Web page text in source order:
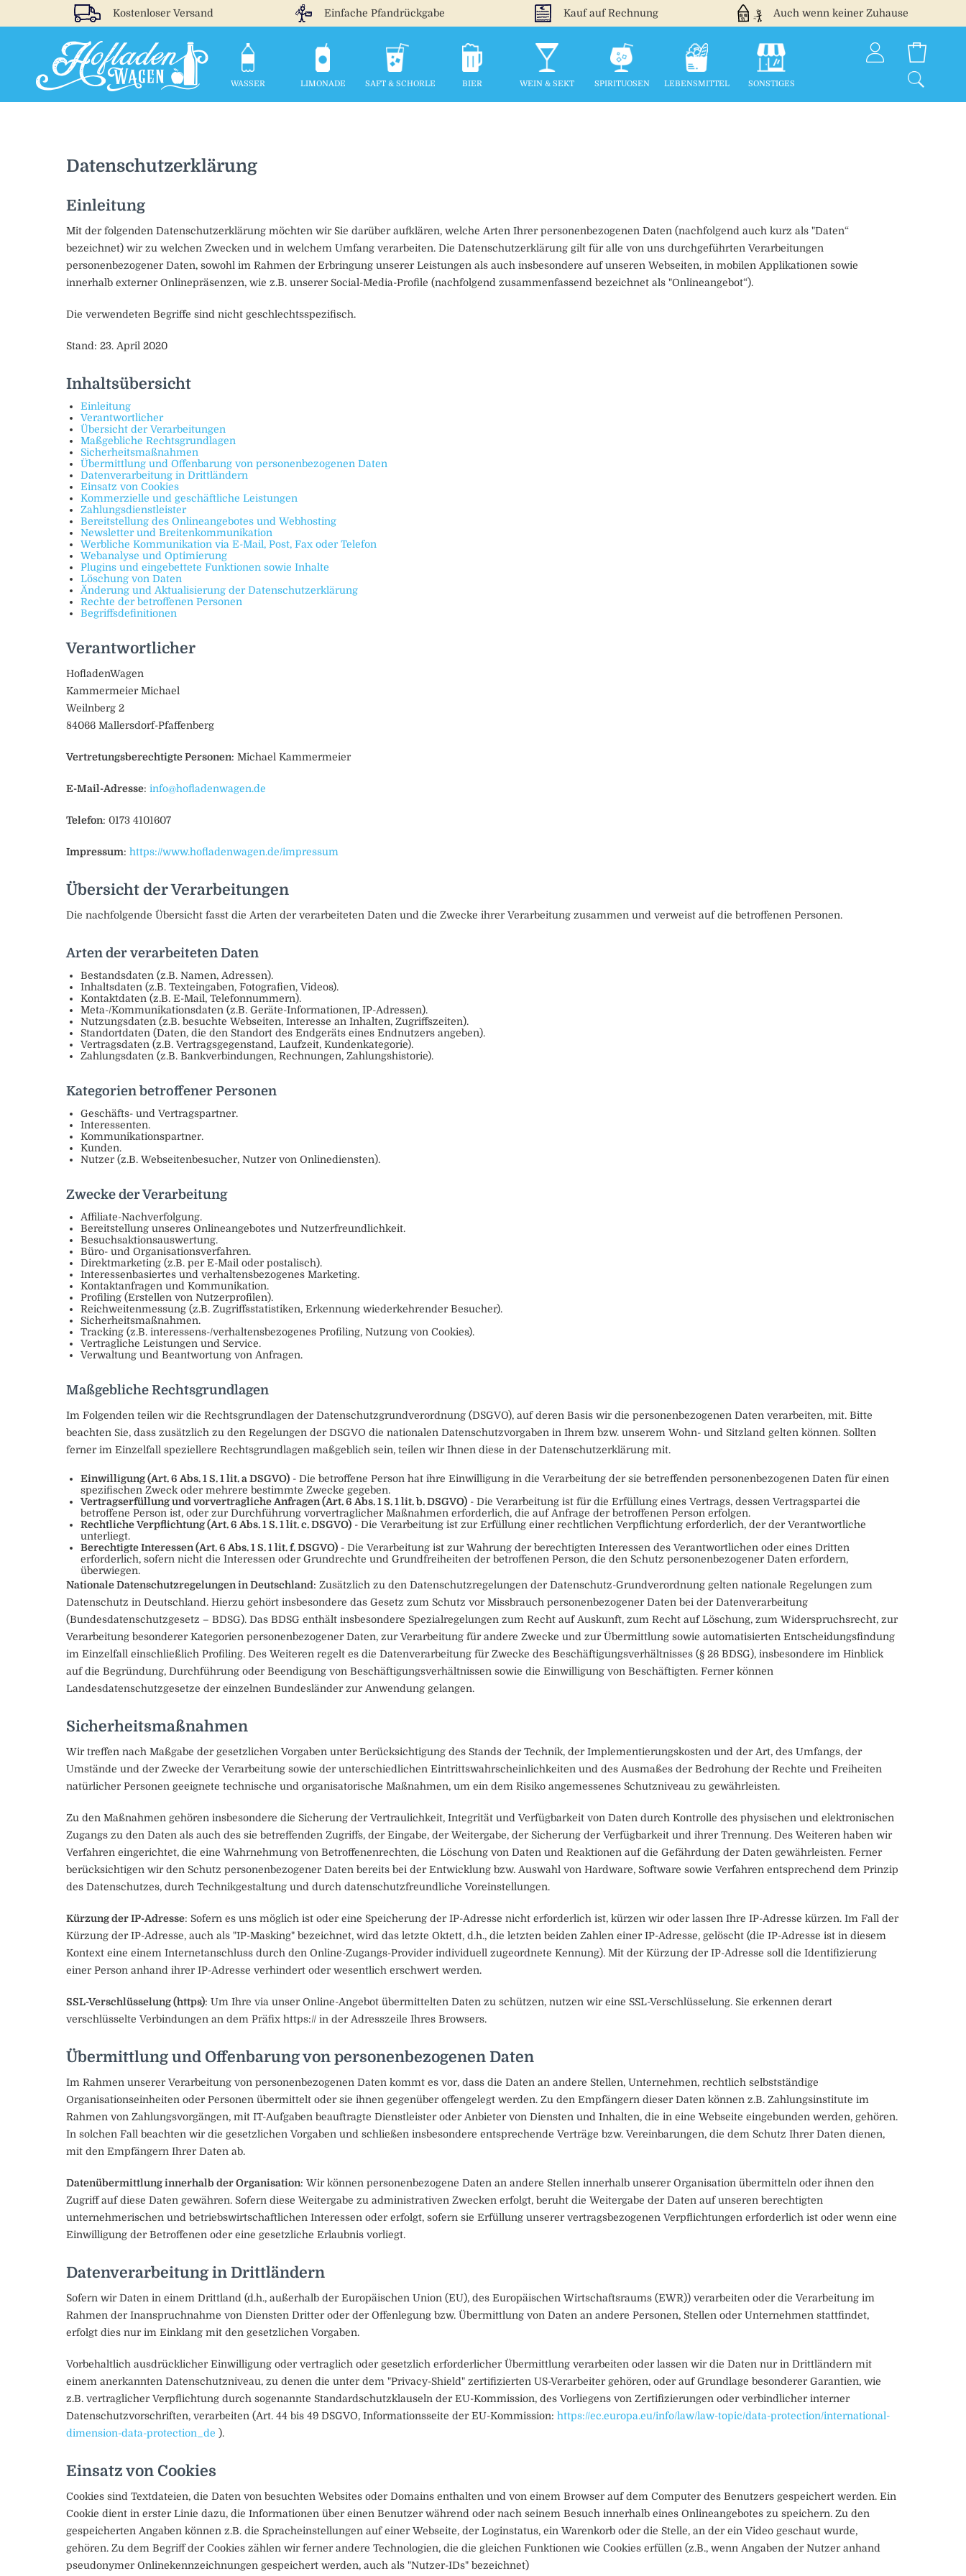
Kostenloser Versand Einfache Pfandrückgabe Kauf auf Rechnung Auch wenn keiner Zuhause
WASSER LIMONADE SAFT & SCHORLE BIER WEIN & SEKT SPIRITUOSEN LEBENSMITTEL SONSTIGES
Datenschutzerklärung
Einleitung
Mit der folgenden Datenschutzerklärung möchten wir Sie darüber aufklären, welche Arten Ihrer personenbezogenen Daten (nachfolgend auch kurz als "Daten“
bezeichnet) wir zu welchen Zwecken und in welchem Umfang verarbeiten. Die Datenschutzerklärung gilt für alle von uns durchgeführten Verarbeitungen
personenbezogener Daten, sowohl im Rahmen der Erbringung unserer Leistungen als auch insbesondere auf unseren Webseiten, in mobilen Applikationen sowie
innerhalb externer Onlinepräsenzen, wie z.B. unserer Social-Media-Profile (nachfolgend zusammenfassend bezeichnet als "Onlineangebot“).
Die verwendeten Begriffe sind nicht geschlechtsspezifisch.
Stand: 23. April 2020
Inhaltsübersicht
Einleitung
Verantwortlicher
Übersicht der Verarbeitungen
Maßgebliche Rechtsgrundlagen
Sicherheitsmaßnahmen
Übermittlung und Offenbarung von personenbezogenen Daten
Datenverarbeitung in Drittländern
Einsatz von Cookies
Kommerzielle und geschäftliche Leistungen
Zahlungsdienstleister
Bereitstellung des Onlineangebotes und Webhosting
Newsletter und Breitenkommunikation
Werbliche Kommunikation via E-Mail, Post, Fax oder Telefon
Webanalyse und Optimierung
Plugins und eingebettete Funktionen sowie Inhalte
Löschung von Daten
Änderung und Aktualisierung der Datenschutzerklärung
Rechte der betroffenen Personen
Begriffsdefinitionen
Verantwortlicher
HofladenWagen
Kammermeier Michael
Weilnberg 2
84066 Mallersdorf-Pfaffenberg
Vertretungsberechtigte Personen: Michael Kammermeier
E-Mail-Adresse: info@hofladenwagen.de
Telefon: 0173 4101607
Impressum: https://www.hofladenwagen.de/impressum
Übersicht der Verarbeitungen
Die nachfolgende Übersicht fasst die Arten der verarbeiteten Daten und die Zwecke ihrer Verarbeitung zusammen und verweist auf die betroffenen Personen.
Arten der verarbeiteten Daten
Bestandsdaten (z.B. Namen, Adressen).
Inhaltsdaten (z.B. Texteingaben, Fotografien, Videos).
Kontaktdaten (z.B. E-Mail, Telefonnummern).
Meta-/Kommunikationsdaten (z.B. Geräte-Informationen, IP-Adressen).
Nutzungsdaten (z.B. besuchte Webseiten, Interesse an Inhalten, Zugriffszeiten).
Standortdaten (Daten, die den Standort des Endgeräts eines Endnutzers angeben).
Vertragsdaten (z.B. Vertragsgegenstand, Laufzeit, Kundenkategorie).
Zahlungsdaten (z.B. Bankverbindungen, Rechnungen, Zahlungshistorie).
Kategorien betroffener Personen
Geschäfts- und Vertragspartner.
Interessenten.
Kommunikationspartner.
Kunden.
Nutzer (z.B. Webseitenbesucher, Nutzer von Onlinediensten).
Zwecke der Verarbeitung
Affiliate-Nachverfolgung.
Bereitstellung unseres Onlineangebotes und Nutzerfreundlichkeit.
Besuchsaktionsauswertung.
Büro- und Organisationsverfahren.
Direktmarketing (z.B. per E-Mail oder postalisch).
Interessenbasiertes und verhaltensbezogenes Marketing.
Kontaktanfragen und Kommunikation.
Profiling (Erstellen von Nutzerprofilen).
Reichweitenmessung (z.B. Zugriffsstatistiken, Erkennung wiederkehrender Besucher).
Sicherheitsmaßnahmen.
Tracking (z.B. interessens-/verhaltensbezogenes Profiling, Nutzung von Cookies).
Vertragliche Leistungen und Service.
Verwaltung und Beantwortung von Anfragen.
Maßgebliche Rechtsgrundlagen
Im Folgenden teilen wir die Rechtsgrundlagen der Datenschutzgrundverordnung (DSGVO), auf deren Basis wir die personenbezogenen Daten verarbeiten, mit. Bitte
beachten Sie, dass zusätzlich zu den Regelungen der DSGVO die nationalen Datenschutzvorgaben in Ihrem bzw. unserem Wohn- und Sitzland gelten können. Sollten
ferner im Einzelfall speziellere Rechtsgrundlagen maßgeblich sein, teilen wir Ihnen diese in der Datenschutzerklärung mit.
Einwilligung (Art. 6 Abs. 1 S. 1 lit. a DSGVO) - Die betroffene Person hat ihre Einwilligung in die Verarbeitung der sie betreffenden personenbezogenen Daten für einen
spezifischen Zweck oder mehrere bestimmte Zwecke gegeben.
Vertragserfüllung und vorvertragliche Anfragen (Art. 6 Abs. 1 S. 1 lit. b. DSGVO) - Die Verarbeitung ist für die Erfüllung eines Vertrags, dessen Vertragspartei die
betroffene Person ist, oder zur Durchführung vorvertraglicher Maßnahmen erforderlich, die auf Anfrage der betroffenen Person erfolgen.
Rechtliche Verpflichtung (Art. 6 Abs. 1 S. 1 lit. c. DSGVO) - Die Verarbeitung ist zur Erfüllung einer rechtlichen Verpflichtung erforderlich, der der Verantwortliche
unterliegt.
Berechtigte Interessen (Art. 6 Abs. 1 S. 1 lit. f. DSGVO) - Die Verarbeitung ist zur Wahrung der berechtigten Interessen des Verantwortlichen oder eines Dritten
erforderlich, sofern nicht die Interessen oder Grundrechte und Grundfreiheiten der betroffenen Person, die den Schutz personenbezogener Daten erfordern,
überwiegen.
Nationale Datenschutzregelungen in Deutschland : Zusätzlich zu den Datenschutzregelungen der Datenschutz-Grundverordnung gelten nationale Regelungen zum
Datenschutz in Deutschland. Hierzu gehört insbesondere das Gesetz zum Schutz vor Missbrauch personenbezogener Daten bei der Datenverarbeitung
(Bundesdatenschutzgesetz – BDSG). Das BDSG enthält insbesondere Spezialregelungen zum Recht auf Auskunft, zum Recht auf Löschung, zum Widerspruchsrecht, zur
Verarbeitung besonderer Kategorien personenbezogener Daten, zur Verarbeitung für andere Zwecke und zur Übermittlung sowie automatisierten Entscheidungsfindung
im Einzelfall einschließlich Profiling. Des Weiteren regelt es die Datenverarbeitung für Zwecke des Beschäftigungsverhältnisses (§ 26 BDSG), insbesondere im Hinblick
auf die Begründung, Durchführung oder Beendigung von Beschäftigungsverhältnissen sowie die Einwilligung von Beschäftigten. Ferner können
Landesdatenschutzgesetze der einzelnen Bundesländer zur Anwendung gelangen.
Sicherheitsmaßnahmen
Wir treffen nach Maßgabe der gesetzlichen Vorgaben unter Berücksichtigung des Stands der Technik, der Implementierungskosten und der Art, des Umfangs, der
Umstände und der Zwecke der Verarbeitung sowie der unterschiedlichen Eintrittswahrscheinlichkeiten und des Ausmaßes der Bedrohung der Rechte und Freiheiten
natürlicher Personen geeignete technische und organisatorische Maßnahmen, um ein dem Risiko angemessenes Schutzniveau zu gewährleisten.
Zu den Maßnahmen gehören insbesondere die Sicherung der Vertraulichkeit, Integrität und Verfügbarkeit von Daten durch Kontrolle des physischen und elektronischen
Zugangs zu den Daten als auch des sie betreffenden Zugriffs, der Eingabe, der Weitergabe, der Sicherung der Verfügbarkeit und ihrer Trennung. Des Weiteren haben wir
Verfahren eingerichtet, die eine Wahrnehmung von Betroffenenrechten, die Löschung von Daten und Reaktionen auf die Gefährdung der Daten gewährleisten. Ferner
berücksichtigen wir den Schutz personenbezogener Daten bereits bei der Entwicklung bzw. Auswahl von Hardware, Software sowie Verfahren entsprechend dem Prinzip
des Datenschutzes, durch Technikgestaltung und durch datenschutzfreundliche Voreinstellungen.
Kürzung der IP-Adresse: Sofern es uns möglich ist oder eine Speicherung der IP-Adresse nicht erforderlich ist, kürzen wir oder lassen Ihre IP-Adresse kürzen. Im Fall der
Kürzung der IP-Adresse, auch als "IP-Masking" bezeichnet, wird das letzte Oktett, d.h., die letzten beiden Zahlen einer IP-Adresse, gelöscht (die IP-Adresse ist in diesem
Kontext eine einem Internetanschluss durch den Online-Zugangs-Provider individuell zugeordnete Kennung). Mit der Kürzung der IP-Adresse soll die Identifizierung
einer Person anhand ihrer IP-Adresse verhindert oder wesentlich erschwert werden.
SSL-Verschlüsselung (https): Um Ihre via unser Online-Angebot übermittelten Daten zu schützen, nutzen wir eine SSL-Verschlüsselung. Sie erkennen derart
verschlüsselte Verbindungen an dem Präfix https:// in der Adresszeile Ihres Browsers.
Übermittlung und Offenbarung von personenbezogenen Daten
Im Rahmen unserer Verarbeitung von personenbezogenen Daten kommt es vor, dass die Daten an andere Stellen, Unternehmen, rechtlich selbstständige
Organisationseinheiten oder Personen übermittelt oder sie ihnen gegenüber offengelegt werden. Zu den Empfängern dieser Daten können z.B. Zahlungsinstitute im
Rahmen von Zahlungsvorgängen, mit IT-Aufgaben beauftragte Dienstleister oder Anbieter von Diensten und Inhalten, die in eine Webseite eingebunden werden, gehören.
In solchen Fall beachten wir die gesetzlichen Vorgaben und schließen insbesondere entsprechende Verträge bzw. Vereinbarungen, die dem Schutz Ihrer Daten dienen,
mit den Empfängern Ihrer Daten ab.
Datenübermittlung innerhalb der Organisation: Wir können personenbezogene Daten an andere Stellen innerhalb unserer Organisation übermitteln oder ihnen den
Zugriff auf diese Daten gewähren. Sofern diese Weitergabe zu administrativen Zwecken erfolgt, beruht die Weitergabe der Daten auf unseren berechtigten
unternehmerischen und betriebswirtschaftlichen Interessen oder erfolgt, sofern sie Erfüllung unserer vertragsbezogenen Verpflichtungen erforderlich ist oder wenn eine
Einwilligung der Betroffenen oder eine gesetzliche Erlaubnis vorliegt.
Datenverarbeitung in Drittländern
Sofern wir Daten in einem Drittland (d.h., außerhalb der Europäischen Union (EU), des Europäischen Wirtschaftsraums (EWR)) verarbeiten oder die Verarbeitung im
Rahmen der Inanspruchnahme von Diensten Dritter oder der Offenlegung bzw. Übermittlung von Daten an andere Personen, Stellen oder Unternehmen stattfindet,
erfolgt dies nur im Einklang mit den gesetzlichen Vorgaben.
Vorbehaltlich ausdrücklicher Einwilligung oder vertraglich oder gesetzlich erforderlicher Übermittlung verarbeiten oder lassen wir die Daten nur in Drittländern mit
einem anerkannten Datenschutzniveau, zu denen die unter dem "Privacy-Shield" zertifizierten US-Verarbeiter gehören, oder auf Grundlage besonderer Garantien, wie
z.B. vertraglicher Verpflichtung durch sogenannte Standardschutzklauseln der EU-Kommission, des Vorliegens von Zertifizierungen oder verbindlicher interner
Datenschutzvorschriften, verarbeiten (Art. 44 bis 49 DSGVO, Informationsseite der EU-Kommission: https://ec.europa.eu/info/law/law-topic/data-protection/international-
dimension-data-protection_de ).
Einsatz von Cookies
Cookies sind Textdateien, die Daten von besuchten Websites oder Domains enthalten und von einem Browser auf dem Computer des Benutzers gespeichert werden. Ein
Cookie dient in erster Linie dazu, die Informationen über einen Benutzer während oder nach seinem Besuch innerhalb eines Onlineangebotes zu speichern. Zu den
gespeicherten Angaben können z.B. die Spracheinstellungen auf einer Webseite, der Loginstatus, ein Warenkorb oder die Stelle, an der ein Video geschaut wurde,
gehören. Zu dem Begriff der Cookies zählen wir ferner andere Technologien, die die gleichen Funktionen wie Cookies erfüllen (z.B., wenn Angaben der Nutzer anhand
pseudonymer Onlinekennzeichnungen gespeichert werden, auch als "Nutzer-IDs" bezeichnet)